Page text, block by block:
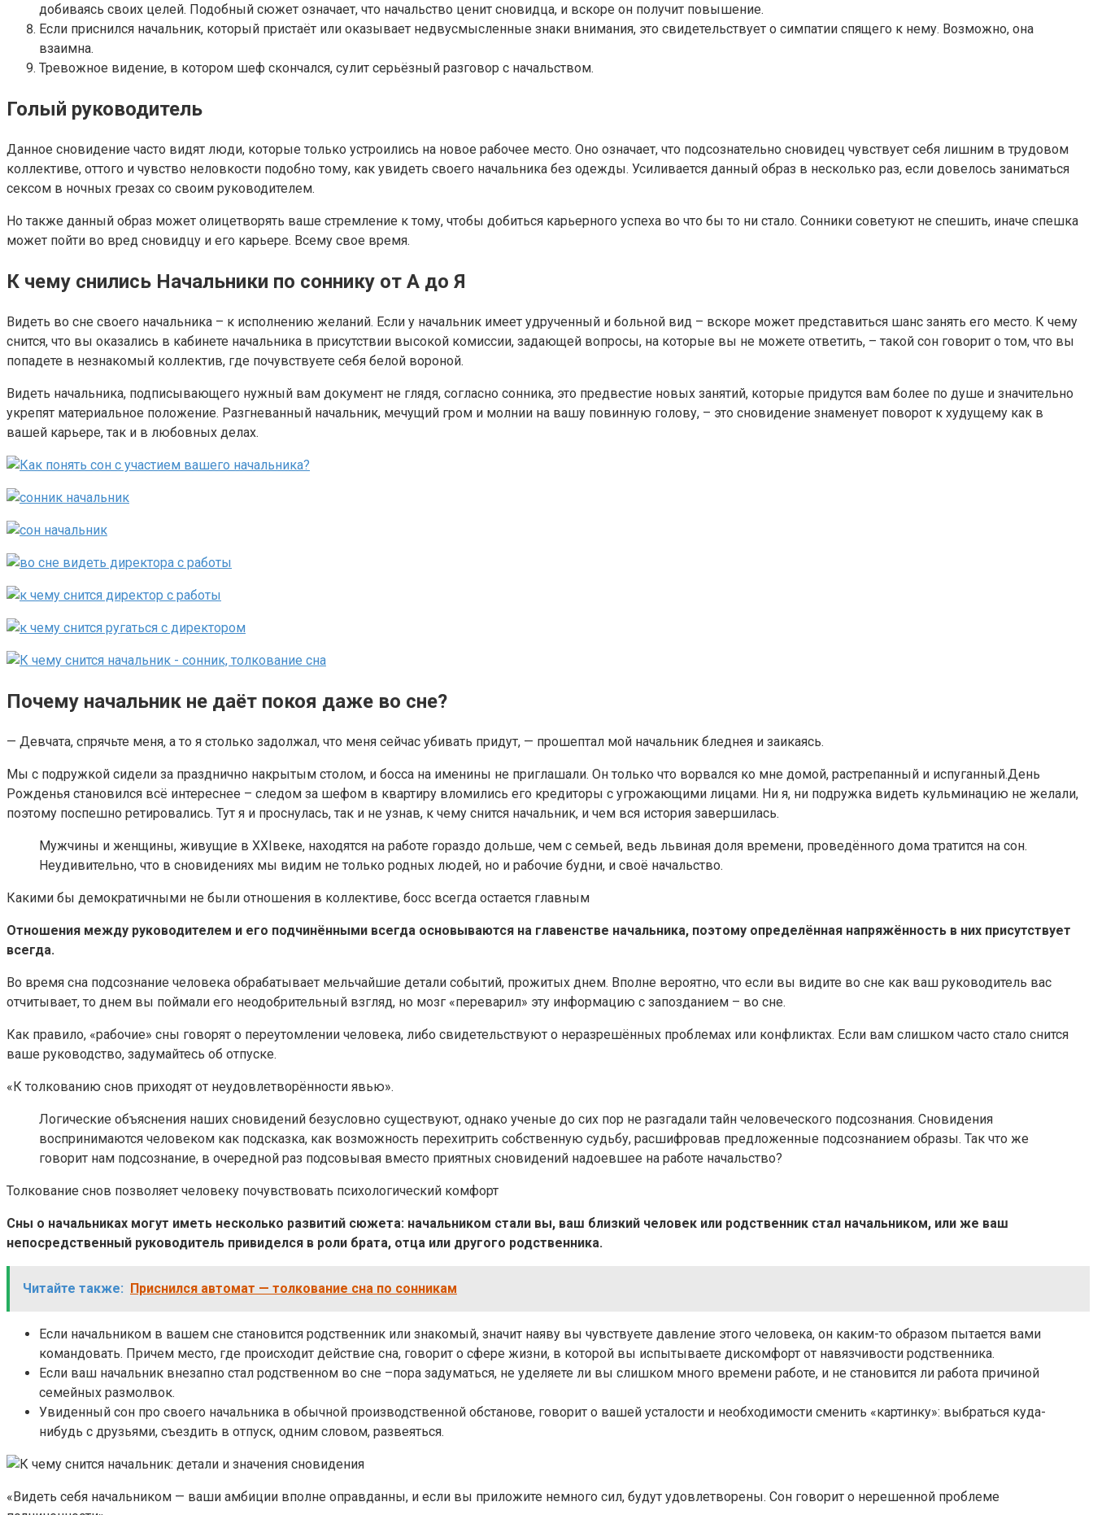
добиваясь своих целей. Подобный сюжет означает, что начальство ценит сновидца, и вскоре он получит повышение.
Если приснился начальник, который пристаёт или оказывает недвусмысленные знаки внимания, это свидетельствует о симпатии спящего к нему. Возможно, она
взаимна.
Тревожное видение, в котором шеф скончался, сулит серьёзный разговор с начальством.
Голый руководитель
Данное сновидение часто видят люди, которые только устроились на новое рабочее место. Оно означает, что подсознательно сновидец чувствует себя лишним в трудовом
коллективе, оттого и чувство неловкости подобно тому, как увидеть своего начальника без одежды. Усиливается данный образ в несколько раз, если довелось заниматься
сексом в ночных грезах со своим руководителем.
Но также данный образ может олицетворять ваше стремление к тому, чтобы добиться карьерного успеха во что бы то ни стало. Сонники советуют не спешить, иначе спешка
может пойти во вред сновидцу и его карьере. Всему свое время.
К чему снились Начальники по соннику от А до Я
Видеть во сне своего начальника – к исполнению желаний. Если у начальник имеет удрученный и больной вид – вскоре может представиться шанс занять его место. К чему
снится, что вы оказались в кабинете начальника в присутствии высокой комиссии, задающей вопросы, на которые вы не можете ответить, – такой сон говорит о том, что вы
попадете в незнакомый коллектив, где почувствуете себя белой вороной.
Видеть начальника, подписывающего нужный вам документ не глядя, согласно сонника, это предвестие новых занятий, которые придутся вам более по душе и значительно
укрепят материальное положение. Разгневанный начальник, мечущий гром и молнии на вашу повинную голову, – это сновидение знаменует поворот к худущему как в
вашей карьере, так и в любовных делах.
Почему начальник не даёт покоя даже во сне?
— Девчата, спрячьте меня, а то я столько задолжал, что меня сейчас убивать придут, — прошептал мой начальник бледнея и заикаясь.
Мы с подружкой сидели за празднично накрытым столом, и босса на именины не приглашали. Он только что ворвался ко мне домой, растрепанный и испуганный.День
Рожденья становился всё интереснее – следом за шефом в квартиру вломились его кредиторы с угрожающими лицами. Ни я, ни подружка видеть кульминацию не желали,
поэтому поспешно ретировались. Тут я и проснулась, так и не узнав, к чему снится начальник, и чем вся история завершилась.
Мужчины и женщины, живущие в XXIвеке, находятся на работе гораздо дольше, чем с семьей, ведь львиная доля времени, проведённого дома тратится на сон.
Неудивительно, что в сновидениях мы видим не только родных людей, но и рабочие будни, и своё начальство.
Какими бы демократичными не были отношения в коллективе, босс всегда остается главным
Отношения между руководителем и его подчинёнными всегда основываются на главенстве начальника, поэтому определённая напряжённость в них присутствует
всегда.
Во время сна подсознание человека обрабатывает мельчайшие детали событий, прожитых днем. Вполне вероятно, что если вы видите во сне как ваш руководитель вас
отчитывает, то днем вы поймали его неодобрительный взгляд, но мозг «переварил» эту информацию с запозданием – во сне.
Как правило, «рабочие» сны говорят о переутомлении человека, либо свидетельствуют о неразрешённых проблемах или конфликтах. Если вам слишком часто стало снится
ваше руководство, задумайтесь об отпуске.
«К толкованию снов приходят от неудовлетворённости явью».
Логические объяснения наших сновидений безусловно существуют, однако ученые до сих пор не разгадали тайн человеческого подсознания. Сновидения
воспринимаются человеком как подсказка, как возможность перехитрить собственную судьбу, расшифровав предложенные подсознанием образы. Так что же
говорит нам подсознание, в очередной раз подсовывая вместо приятных сновидений надоевшее на работе начальство?
Толкование снов позволяет человеку почувствовать психологический комфорт
Сны о начальниках могут иметь несколько развитий сюжета: начальником стали вы, ваш близкий человек или родственник стал начальником, или же ваш
непосредственный руководитель привиделся в роли брата, отца или другого родственника.
Читайте также: Приснился автомат — толкование сна по сонникам
Если начальником в вашем сне становится родственник или знакомый, значит наяву вы чувствуете давление этого человека, он каким-то образом пытается вами
командовать. Причем место, где происходит действие сна, говорит о сфере жизни, в которой вы испытываете дискомфорт от навязчивости родственника.
Если ваш начальник внезапно стал родственном во сне –пора задуматься, не уделяете ли вы слишком много времени работе, и не становится ли работа причиной
семейных размолвок.
Увиденный сон про своего начальника в обычной производственной обстанове, говорит о вашей усталости и необходимости сменить «картинку»: выбраться куда-
нибудь с друзьями, съездить в отпуск, одним словом, развеяться.
«Видеть себя начальником — ваши амбиции вполне оправданны, и если вы приложите немного сил, будут удовлетворены. Сон говорит о нерешенной проблеме